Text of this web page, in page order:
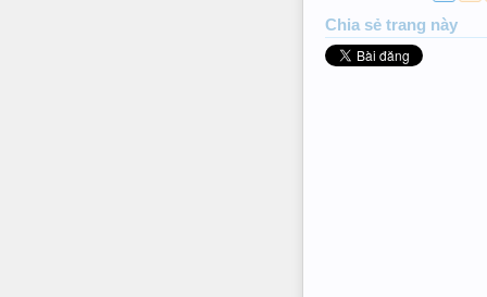
Chia sẻ trang này